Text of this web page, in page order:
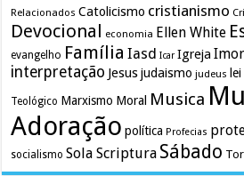
Relacionados Catolicismo cristianismo
Devocional economia Ellen White
evangelho Família Iasd Icar Igreja
interpretação Jesusjudaismo judeus lei
Teológico Marxismo Moral Musica
Adoração política Profecias
socialismo Sola Scriptura Sábado